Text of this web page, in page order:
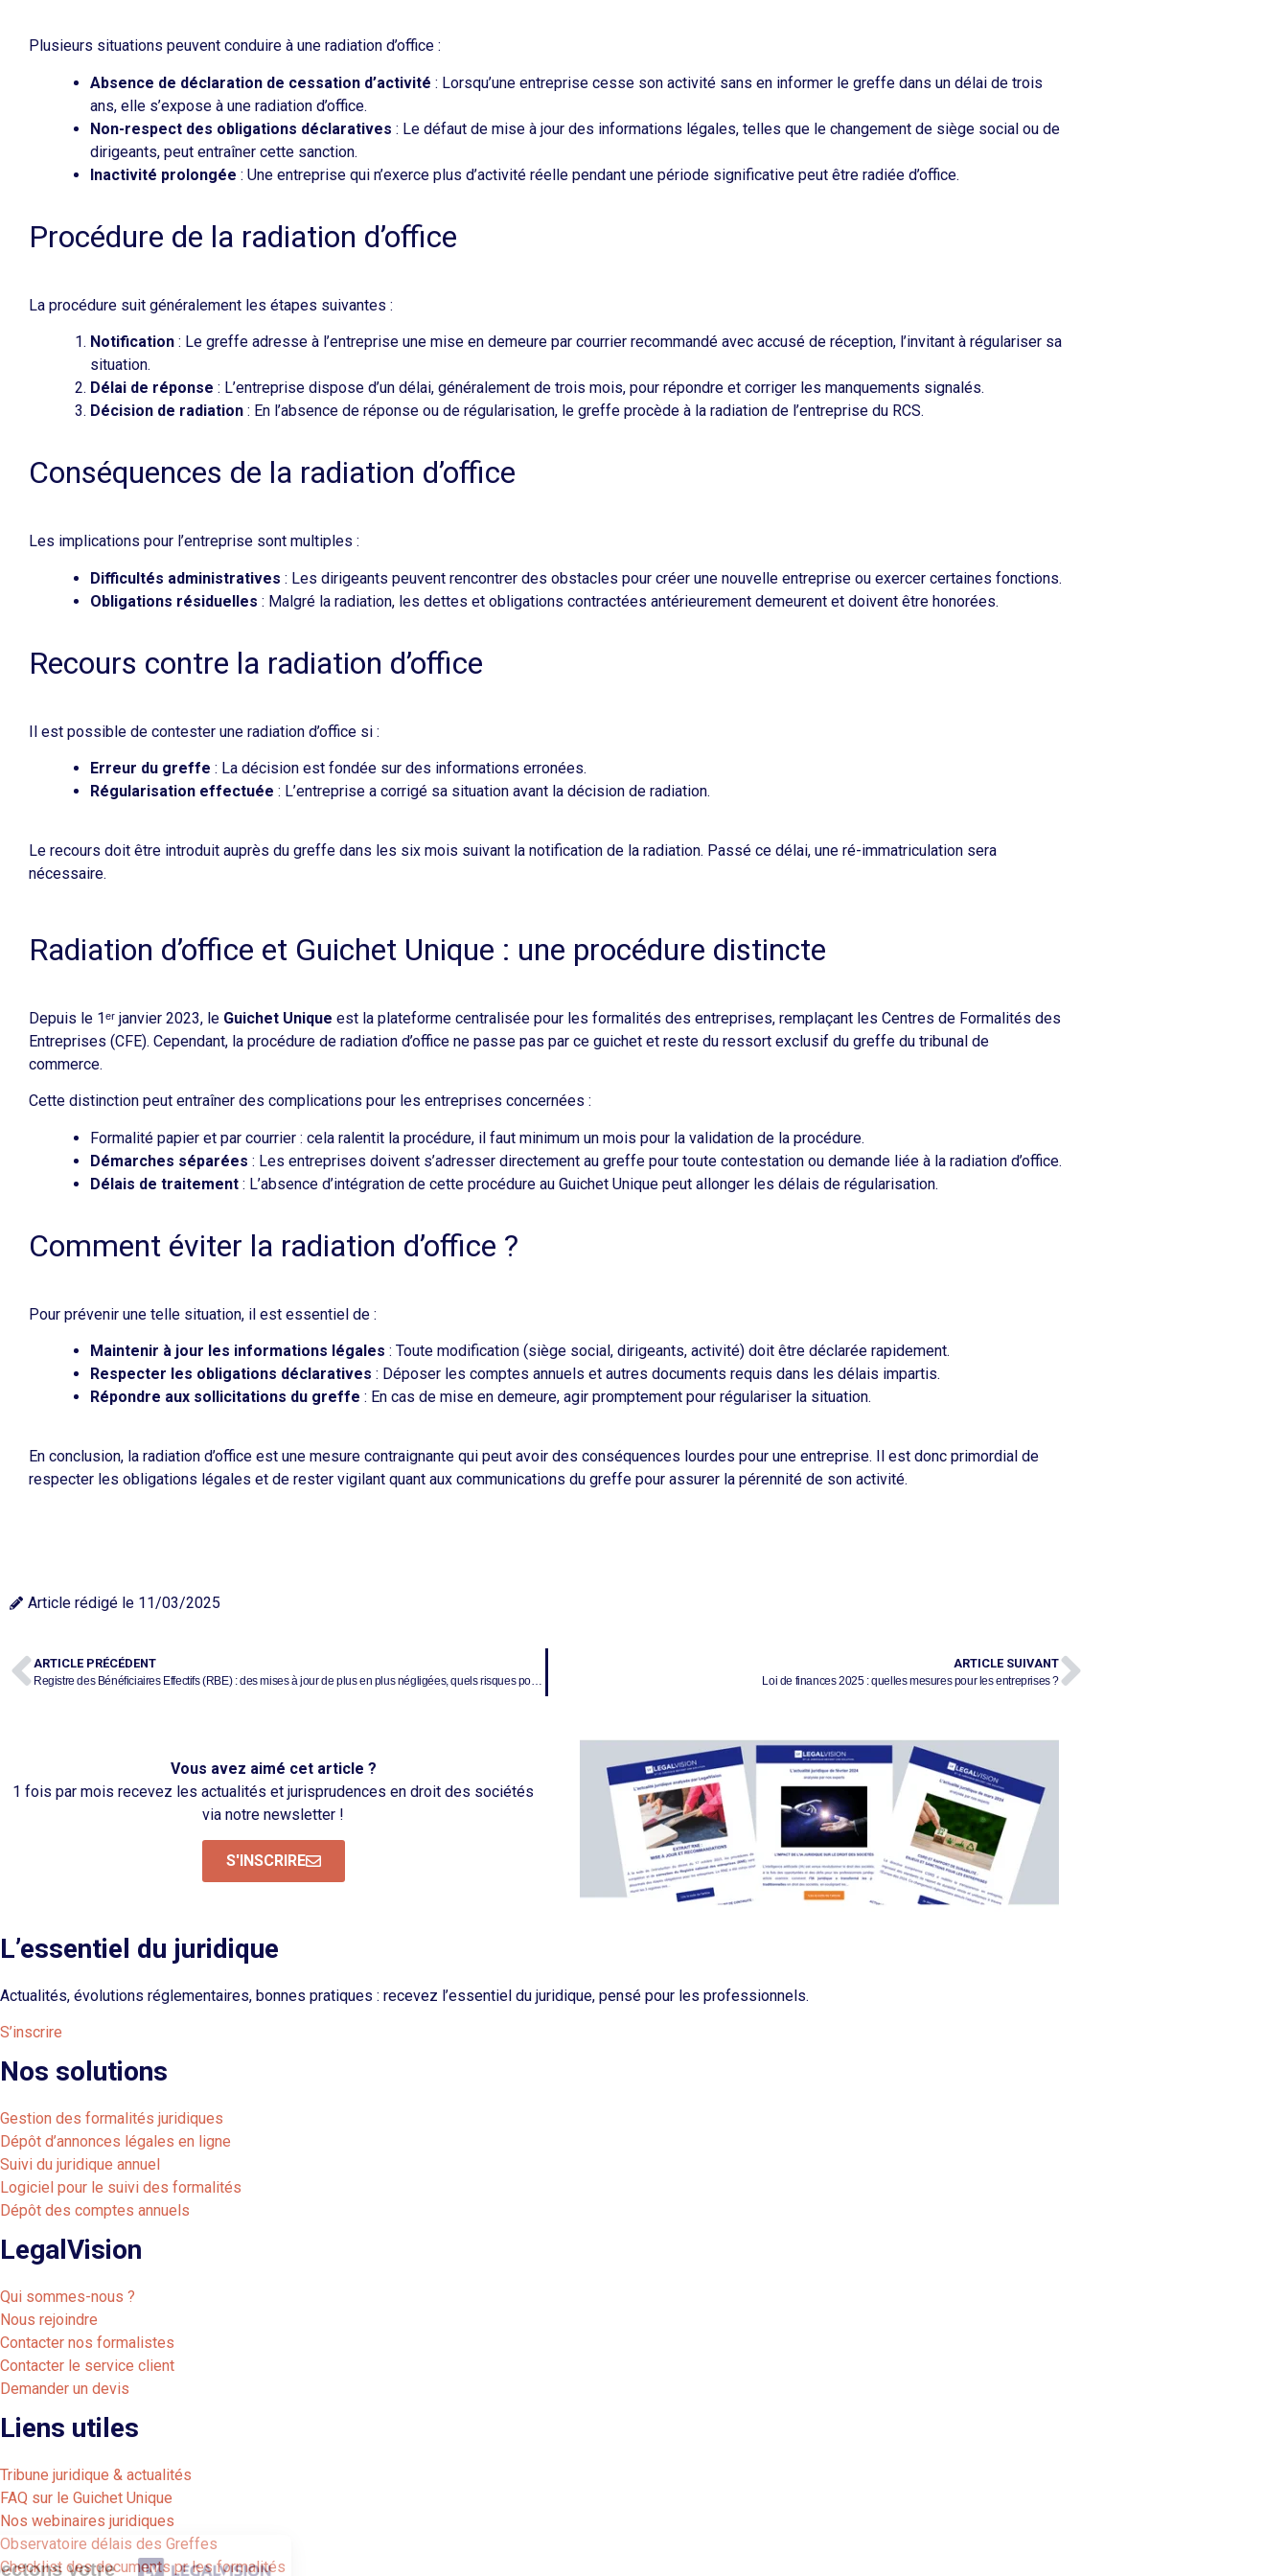
Nous respectons votre
Plusieurs situations peuvent conduire à une radiation d’office :​
Absence de déclaration de cessation d’activité : Lorsqu’une entreprise cesse son activité sans en informer le greffe dans un délai de trois
ans, elle s’expose à une radiation d’office.
Non-respect des obligations déclaratives : Le défaut de mise à jour des informations légales, telles que le changement de siège social ou de
dirigeants, peut entraîner cette sanction.
Inactivité prolongée : Une entreprise qui n’exerce plus d’activité réelle pendant une période significative peut être radiée d’office.
Procédure de la radiation d’office
La procédure suit généralement les étapes suivantes :​
Notification : Le greffe adresse à l’entreprise une mise en demeure par courrier recommandé avec accusé de réception, l’invitant à régulariser sa
situation.
Délai de réponse : L’entreprise dispose d’un délai, généralement de trois mois, pour répondre et corriger les manquements signalés.​
Décision de radiation : En l’absence de réponse ou de régularisation, le greffe procède à la radiation de l’entreprise du RCS. ​
Conséquences de la radiation d’office
Les implications pour l’entreprise sont multiples :​
Difficultés administratives : Les dirigeants peuvent rencontrer des obstacles pour créer une nouvelle entreprise ou exercer certaines fonctions.​
Obligations résiduelles : Malgré la radiation, les dettes et obligations contractées antérieurement demeurent et doivent être honorées.​
Recours contre la radiation d’office
Il est possible de contester une radiation d’office si :
Erreur du greffe : La décision est fondée sur des informations erronées.​
Régularisation effectuée : L’entreprise a corrigé sa situation avant la décision de radiation.​
Le recours doit être introduit auprès du greffe dans les six mois suivant la notification de la radiation. Passé ce délai, une ré-immatriculation sera
nécessaire. ​
Radiation d’office et Guichet Unique : une procédure distincte
Depuis le 1ᵉʳ janvier 2023, le Guichet Unique est la plateforme centralisée pour les formalités des entreprises, remplaçant les Centres de Formalités des
Entreprises (CFE). Cependant, la procédure de radiation d’office ne passe pas par ce guichet et reste du ressort exclusif du greffe du tribunal de
commerce. ​
Cette distinction peut entraîner des complications pour les entreprises concernées :​
Formalité papier et par courrier : cela ralentit la procédure, il faut minimum un mois pour la validation de la procédure.
Démarches séparées : Les entreprises doivent s’adresser directement au greffe pour toute contestation ou demande liée à la radiation d’office.​
Délais de traitement : L’absence d’intégration de cette procédure au Guichet Unique peut allonger les délais de régularisation.​
Comment éviter la radiation d’office ?
Pour prévenir une telle situation, il est essentiel de :
Maintenir à jour les informations légales : Toute modification (siège social, dirigeants, activité) doit être déclarée rapidement.​
Respecter les obligations déclaratives : Déposer les comptes annuels et autres documents requis dans les délais impartis.​
Répondre aux sollicitations du greffe : En cas de mise en demeure, agir promptement pour régulariser la situation.​
En conclusion, la radiation d’office est une mesure contraignante qui peut avoir des conséquences lourdes pour une entreprise. Il est donc primordial de
respecter les obligations légales et de rester vigilant quant aux communications du greffe pour assurer la pérennité de son activité.
Article rédigé le 11/03/2025
ARTICLE PRÉCÉDENT
Registre des Bénéficiaires Effectifs (RBE) : des mises à jour de plus en plus négligées, quels risques pour les entreprises ?
ARTICLE SUIVANT
Loi de finances 2025 : quelles mesures pour les entreprises ?
Vous avez aimé cet article ?
1 fois par mois recevez les actualités et jurisprudences en droit des sociétés
via notre newsletter !
S'INSCRIRE
L’essentiel du juridique
Actualités, évolutions réglementaires, bonnes pratiques : recevez l’essentiel du juridique, pensé pour les professionnels.
S’inscrire
Nos solutions
Gestion des formalités juridiques
Dépôt d’annonces légales en ligne
Suivi du juridique annuel
Logiciel pour le suivi des formalités
Dépôt des comptes annuels
LegalVision
Qui sommes-nous ?
Nous rejoindre
Contacter nos formalistes
Contacter le service client
Demander un devis
Liens utiles
Tribune juridique & actualités
FAQ sur le Guichet Unique
Nos webinaires juridiques
Observatoire délais des Greffes
Checklist des documents pr les formalités